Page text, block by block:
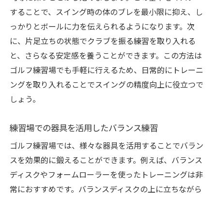
することで、スイング時の体のブレを最小限に抑え、し
っかりとボールに力を伝えられるようになります。次
に、片足立ちの状態でクラブを振る練習を取り入れる
と、さらなる安定感を養うことができます。この方法は
ゴルフ練習場でも手軽に行えるため、日常的にトレーニ
ングを取り入れることでスイングの精度向上に役立つで
しょう。
練習場での器具を活用したバランス練習
ゴルフ練習場では、様々な器具を活用することでバラン
スを効果的に鍛えることができます。例えば、バランス
ディスクやフォームローラーを使ったトレーニングは非
常におすすめです。バランスディスクの上に立ちながら